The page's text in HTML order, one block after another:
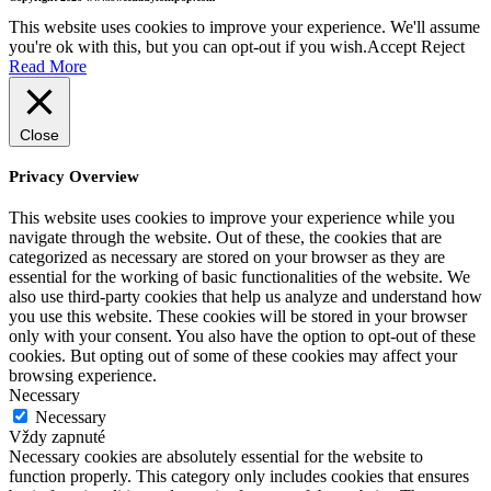
This website uses cookies to improve your experience. We'll assume
you're ok with this, but you can opt-out if you wish.Accept Reject
Read More
Close
Privacy Overview
This website uses cookies to improve your experience while you
navigate through the website. Out of these, the cookies that are
categorized as necessary are stored on your browser as they are
essential for the working of basic functionalities of the website. We
also use third-party cookies that help us analyze and understand how
you use this website. These cookies will be stored in your browser
only with your consent. You also have the option to opt-out of these
cookies. But opting out of some of these cookies may affect your
browsing experience.
Necessary
Necessary
Vždy zapnuté
Necessary cookies are absolutely essential for the website to
function properly. This category only includes cookies that ensures